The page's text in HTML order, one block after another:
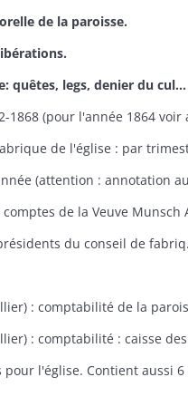
de la paroisse.
honoraires, budgets et comptes, registres des messes.
Livre de caisse : liste des présidents du conseil de fabrique et des contrôleurs 1869-1910 ; comptes 1895-1910 (1911 incomplète : pages arrachées).